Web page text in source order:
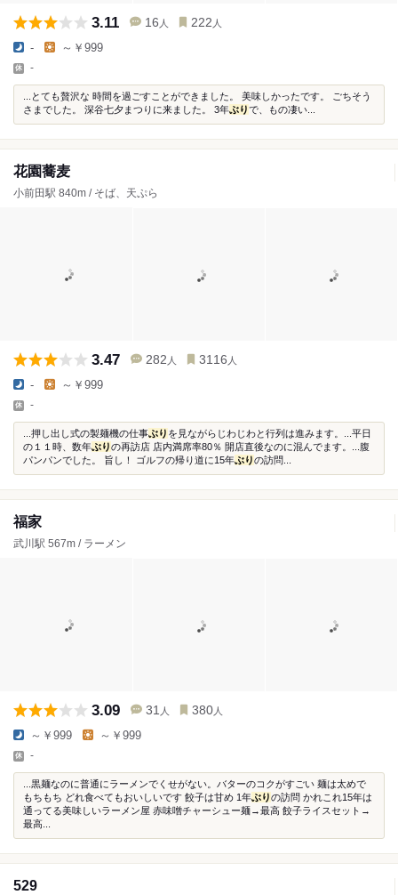
3.11 16 人 222 人
- ～￥999
-
...とても贅沢な 時間を過ごすことができました。 美味しかったです。 ごちそう
さまでした。 深谷七夕まつりに来ました。 3年ぶりで、もの凄い...
花園蕎麦
小前田駅 840m / そば、天ぷら
3.47 282 人 3116 人
- ～￥999
-
...押し出し式の製麺機の仕事ぶり を見ながらじわじわと行列は進みます。...平日
の１１時、数年ぶりの再訪店 店内満席率80％ 開店直後なのに混んでます。...腹
パンパンでした。 旨し！ ゴルフの帰り道に15年ぶりの訪問...
福家
武川駅 567m / ラーメン
3.09 31 人 380 人
～￥999 ～￥999
-
...黒麺なのに普通にラーメンでくせがない。バターのコクがすごい 麺は太めで
もちもち どれ食べてもおいしいです 餃子は甘め 1年ぶりの訪問 かれこれ15年は
通ってる美味しいラーメン屋 赤味噌チャーシュー麺→最高 餃子ライスセット→
最高...
529